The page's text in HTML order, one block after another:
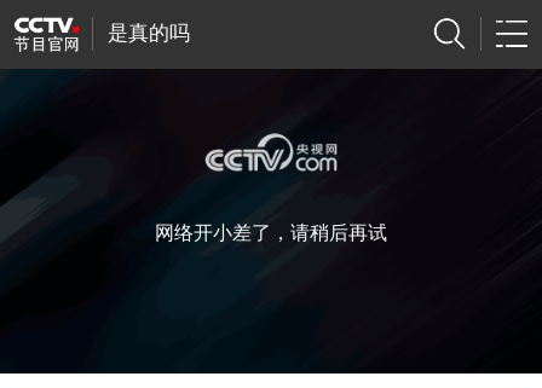
是真的吗
网络开小差了，请稍后再试